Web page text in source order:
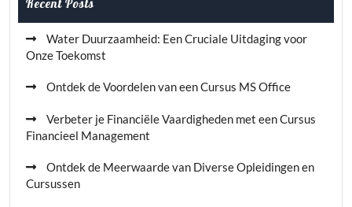
Recent Posts
Water Duurzaamheid: Een Cruciale Uitdaging voor
Onze Toekomst
Ontdek de Voordelen van een Cursus MS Office
Verbeter je Financiële Vaardigheden met een Cursus
Financieel Management
Ontdek de Meerwaarde van Diverse Opleidingen en
Cursussen